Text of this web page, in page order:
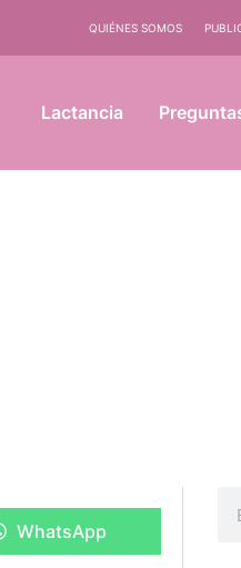
QUIÉNES SOMOS
Lactancia
en
WhatsApp
en